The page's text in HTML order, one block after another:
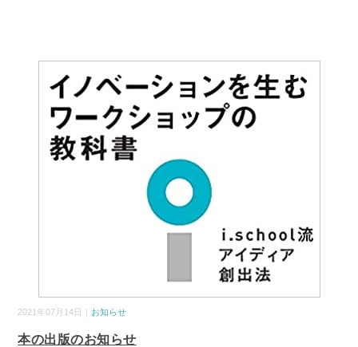
2021年07月14日｜ お知らせ
本の出版のお知らせ